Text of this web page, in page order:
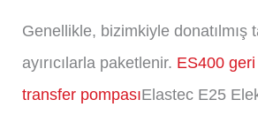
Genellikle, bizimkiyle donatılmış
ayırıcılarla paketlenir. ES400 geri
transfer pompasıElastec E25